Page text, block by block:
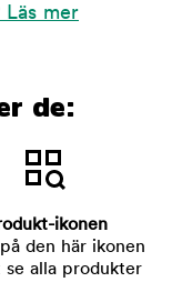
Läs mer
de:
ikonen
den här ikonen
alla produkter